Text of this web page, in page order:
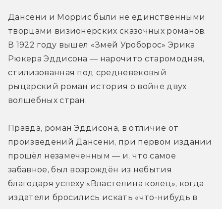
Дансени и Моррис были не единственными
творцами визионерских сказочных романов.
В 1922 году вышел «Змей Уроборос» Эрика
Рюкера Эддисона — нарочито старомодная,
стилизованная под средневековый
рыцарский роман история о войне двух
волшебных стран.
Правда, роман Эддисона, в отличие от
произведений Дансени, при первом издании
прошёл незамеченным — и, что самое
забавное, был возрождён из небытия
благодаря успеху «Властелина колец», когда
издатели бросились искать «что-нибудь в